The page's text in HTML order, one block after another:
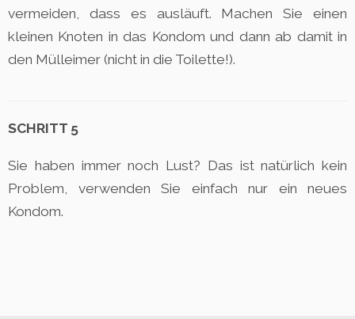
vermeiden, dass es ausläuft. Machen Sie einen
kleinen Knoten in das Kondom und dann ab damit in
den Mülleimer (nicht in die Toilette!).
SCHRITT 5
Sie haben immer noch Lust? Das ist natürlich kein
Problem, verwenden Sie einfach nur ein neues
Kondom.